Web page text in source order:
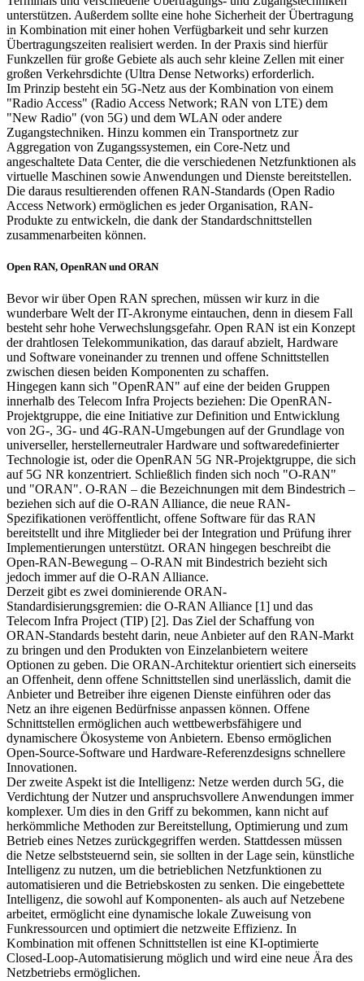
unterstützen. Außerdem sollte eine hohe Sicherheit der Übertragung
in Kombination mit einer hohen Verfügbarkeit und sehr kurzen
Übertragungszeiten realisiert werden. In der Praxis sind hierfür
Funkzellen für große Gebiete als auch sehr kleine Zellen mit einer
großen Verkehrsdichte (Ultra Dense Networks) erforderlich.
Im Prinzip besteht ein 5G-Netz aus der Kombination von einem
"Radio Access" (Radio Access Network; RAN von LTE) dem
"New Radio" (von 5G) und dem WLAN oder andere
Zugangstechniken. Hinzu kommen ein Transportnetz zur
Aggregation von Zugangssystemen, ein Core-Netz und
angeschaltete Data Center, die die verschiedenen Netzfunktionen als
virtuelle Maschinen sowie Anwendungen und Dienste bereitstellen.
Die daraus resultierenden offenen RAN-Standards (Open Radio
Access Network) ermöglichen es jeder Organisation, RAN-
Produkte zu entwickeln, die dank der Standardschnittstellen
zusammenarbeiten können.
Open RAN, OpenRAN und ORAN
Bevor wir über Open RAN sprechen, müssen wir kurz in die
wunderbare Welt der IT-Akronyme eintauchen, denn in diesem Fall
besteht sehr hohe Verwechslungsgefahr. Open RAN ist ein Konzept
der drahtlosen Telekommunikation, das darauf abzielt, Hardware
und Software voneinander zu trennen und offene Schnittstellen
zwischen diesen beiden Komponenten zu schaffen.
Hingegen kann sich "OpenRAN" auf eine der beiden Gruppen
innerhalb des Telecom Infra Projects beziehen: Die OpenRAN-
Projektgruppe, die eine Initiative zur Definition und Entwicklung
von 2G-, 3G- und 4G-RAN-Umgebungen auf der Grundlage von
universeller, herstellerneutraler Hardware und softwaredefinierter
Technologie ist, oder die OpenRAN 5G NR-Projektgruppe, die sich
auf 5G NR konzentriert. Schließlich finden sich noch "O-RAN"
und "ORAN". O-RAN – die Bezeichnungen mit dem Bindestrich –
beziehen sich auf die O-RAN Alliance, die neue RAN-
Spezifikationen veröffentlicht, offene Software für das RAN
bereitstellt und ihre Mitglieder bei der Integration und Prüfung ihrer
Implementierungen unterstützt. ORAN hingegen beschreibt die
Open-RAN-Bewegung – O-RAN mit Bindestrich bezieht sich
jedoch immer auf die O-RAN Alliance.
Derzeit gibt es zwei dominierende ORAN-
Standardisierungsgremien: die O-RAN Alliance [1] und das
Telecom Infra Project (TIP) [2]. Das Ziel der Schaffung von
ORAN-Standards besteht darin, neue Anbieter auf den RAN-Markt
zu bringen und den Produkten von Einzelanbietern weitere
Optionen zu geben. Die ORAN-Architektur orientiert sich einerseits
an Offenheit, denn offene Schnittstellen sind unerlässlich, damit die
Anbieter und Betreiber ihre eigenen Dienste einführen oder das
Netz an ihre eigenen Bedürfnisse anpassen können. Offene
Schnittstellen ermöglichen auch wettbewerbsfähigere und
dynamischere Ökosysteme von Anbietern. Ebenso ermöglichen
Open-Source-Software und Hardware-Referenzdesigns schnellere
Innovationen.
Der zweite Aspekt ist die Intelligenz: Netze werden durch 5G, die
Verdichtung der Nutzer und anspruchsvollere Anwendungen immer
komplexer. Um dies in den Griff zu bekommen, kann nicht auf
herkömmliche Methoden zur Bereitstellung, Optimierung und zum
Betrieb eines Netzes zurückgegriffen werden. Stattdessen müssen
die Netze selbststeuernd sein, sie sollten in der Lage sein, künstliche
Intelligenz zu nutzen, um die betrieblichen Netzfunktionen zu
automatisieren und die Betriebskosten zu senken. Die eingebettete
Intelligenz, die sowohl auf Komponenten- als auch auf Netzebene
arbeitet, ermöglicht eine dynamische lokale Zuweisung von
Funkressourcen und optimiert die netzweite Effizienz. In
Kombination mit offenen Schnittstellen ist eine KI-optimierte
Closed-Loop-Automatisierung möglich und wird eine neue Ära des
Netzbetriebs ermöglichen.